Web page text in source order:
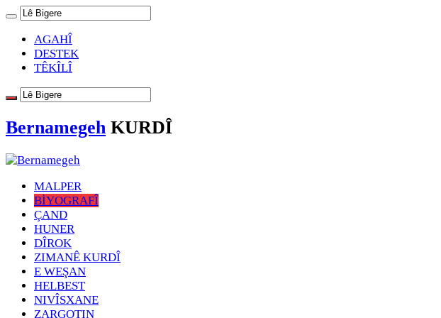
AGAHÎ
DESTEK
TÊKÎLÎ
Bernamegeh KURDÎ
MALPER
BİYOGRAFÎ
ÇAND
HUNER
DÎROK
ZIMANÊ KURDÎ
E WEŞAN
HELBEST
NIVÎSXANE
ZARGOTIN